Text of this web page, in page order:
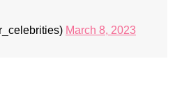
March 8, 2023